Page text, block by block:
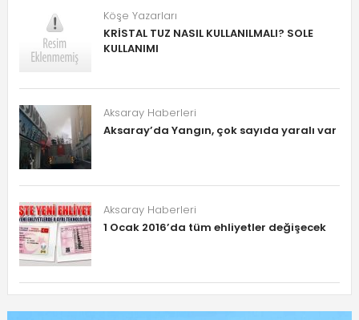
Köşe Yazarları
KRİSTAL TUZ NASIL KULLANILMALI? SOLE
KULLANIMI
Aksaray Haberleri
Aksaray’da Yangın, çok sayıda yaralı var
Aksaray Haberleri
1 Ocak 2016’da tüm ehliyetler değişecek